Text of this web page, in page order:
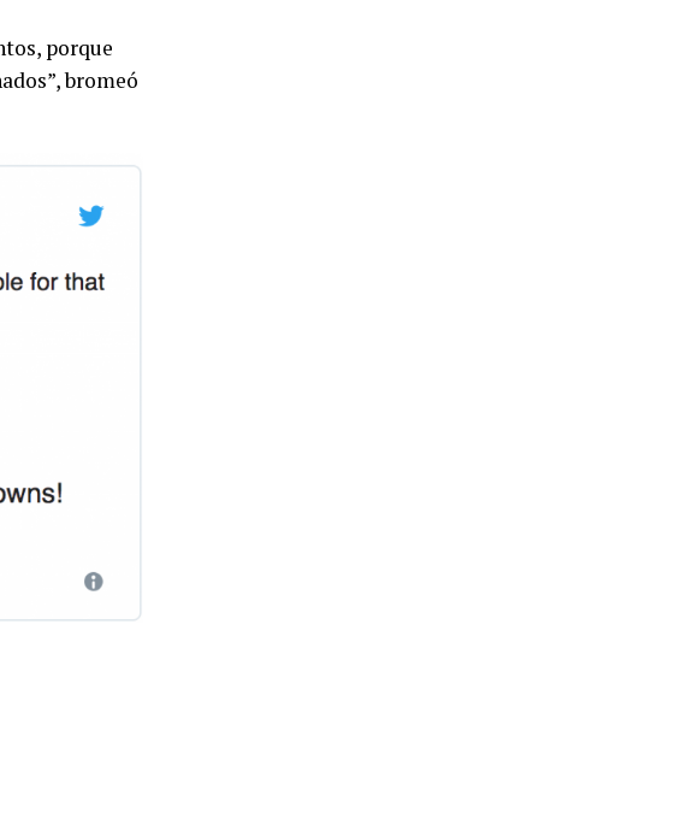
porque
bromeó